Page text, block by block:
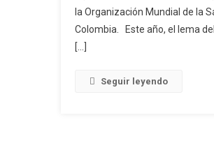
la Organización Mundial de la
Colombia. Este año, el lema
[…]
Seguir leyendo